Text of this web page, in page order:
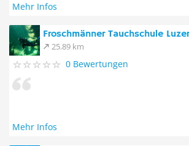
Mehr Infos
Froschmänner Tauchschule
25.89 km
0 Bewertungen
Mehr Infos